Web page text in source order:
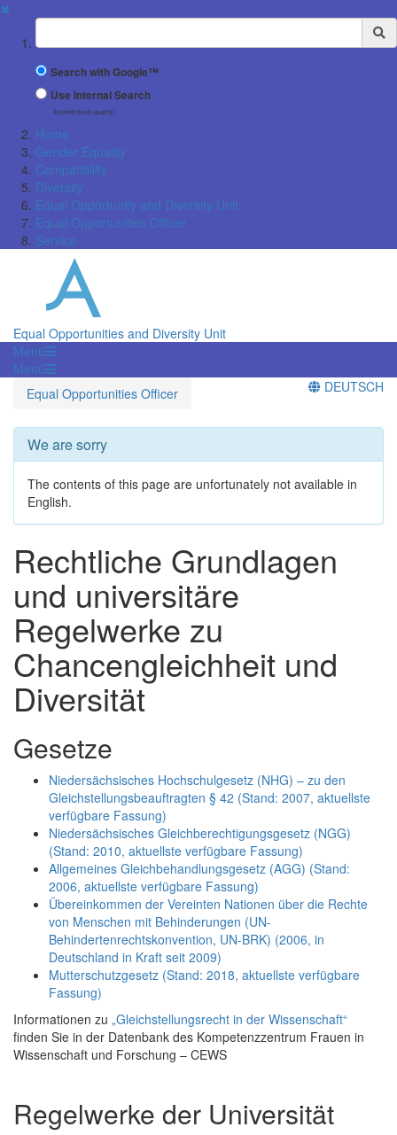
✖
Suchbegriff
Search with Google™
Use Internal Search
(limited result quality)
Home
Gender Equality
Compatibility
Diversity
Equal Opportunity and Diversity Unit
Equal Opportunities Officer
Service
Equal Opportunities and Diversity Unit
Menü
Menü
Equal Opportunities Officer
DEUTSCH
We are sorry
The contents of this page are unfortunately not available in
English.
Rechtliche Grundlagen
und universitäre
Regelwerke zu
Chancengleichheit und
Diversität
Gesetze
Niedersächsisches Hochschulgesetz (NHG) – zu den
Gleichstellungsbeauftragten § 42 (Stand: 2007, aktuellste
verfügbare Fassung)
Niedersächsisches Gleichberechtigungsgesetz (NGG)
(Stand: 2010, aktuellste verfügbare Fassung)
Allgemeines Gleichbehandlungsgesetz (AGG) (Stand:
2006, aktuellste verfügbare Fassung)
Übereinkommen der Vereinten Nationen über die Rechte
von Menschen mit Behinderungen (UN-
Behindertenrechtskonvention, UN-BRK) (2006, in
Deutschland in Kraft seit 2009)
Mutterschutzgesetz (Stand: 2018, aktuellste verfügbare
Fassung)
Informationen zu „Gleichstellungsrecht in der Wissenschaft“
finden Sie in der Datenbank des Kompetenzzentrum Frauen in
Wissenschaft und Forschung – CEWS
Regelwerke der Universität